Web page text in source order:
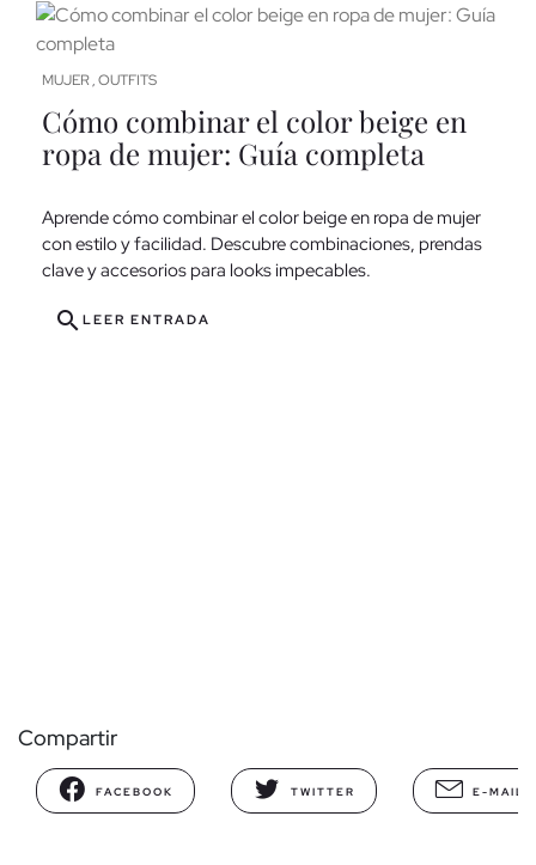
MUJER , OUTFITS
Cómo combinar el color beige en
ropa de mujer: Guía completa
Aprende cómo combinar el color beige en ropa de mujer
con estilo y facilidad. Descubre combinaciones, prendas
clave y accesorios para looks impecables.
search LEER ENTRADA
Compartir
FACEBOOK TWITTER E-MAIL